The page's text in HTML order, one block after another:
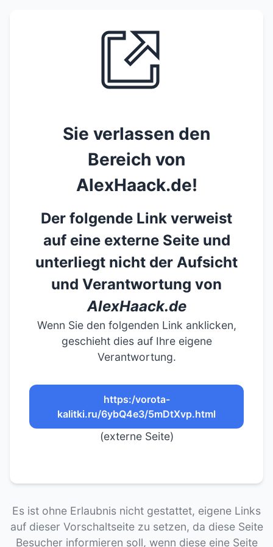
Sie verlassen den
Bereich von
AlexHaack.de!
Der folgende Link verweist
auf eine externe Seite und
unterliegt nicht der Aufsicht
und Verantwortung von
AlexHaack.de
Wenn Sie den folgenden Link anklicken,
geschieht dies auf Ihre eigene
Verantwortung.
https:/vorota-
kalitki.ru/6ybQ4e3/5mDtXvp.html
(externe Seite)
Es ist ohne Erlaubnis nicht gestattet, eigene Links
auf dieser Vorschaltseite zu setzen, da diese Seite
Besucher informieren soll, wenn diese eine Seite